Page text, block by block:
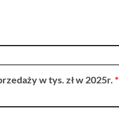
w tys. zł w 2025r.*